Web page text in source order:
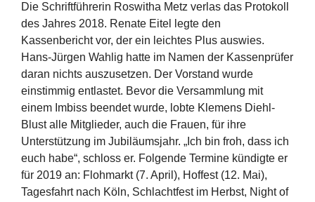
Die Schriftführerin Roswitha Metz verlas das Protokoll
des Jahres 2018. Renate Eitel legte den
Kassenbericht vor, der ein leichtes Plus auswies.
Hans-Jürgen Wahlig hatte im Namen der Kassenprüfer
daran nichts auszusetzen. Der Vorstand wurde
einstimmig entlastet. Bevor die Versammlung mit
einem Imbiss beendet wurde, lobte Klemens Diehl-
Blust alle Mitglieder, auch die Frauen, für ihre
Unterstützung im Jubiläumsjahr. „Ich bin froh, dass ich
euch habe“, schloss er. Folgende Termine kündigte er
für 2019 an: Flohmarkt (7. April), Hoffest (12. Mai),
Tagesfahrt nach Köln, Schlachtfest im Herbst, Night of